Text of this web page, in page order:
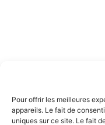
Pour offrir les meilleures
appareils. Le fait de
uniques sur ce site. Le fait